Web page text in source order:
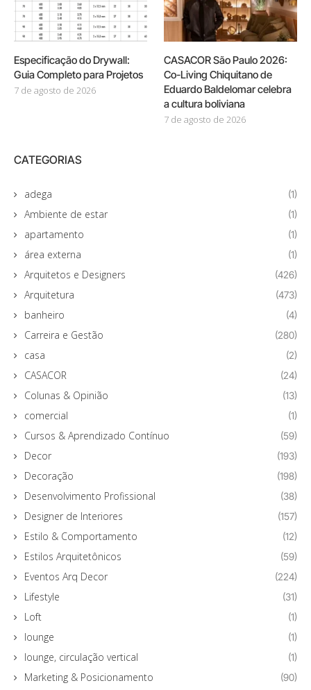
Especificação do Drywall:
Guia Completo para Projetos
7 de agosto de 2026
CASACOR São Paulo 2026:
Co-Living Chiquitano de
Eduardo Baldelomar celebra
a cultura boliviana
7 de agosto de 2026
CATEGORIAS
adega (1)
Ambiente de estar (1)
apartamento (1)
área externa (1)
Arquitetos e Designers (426)
Arquitetura (473)
banheiro (4)
Carreira e Gestão (280)
casa (2)
CASACOR (24)
Colunas & Opinião (13)
comercial (1)
Cursos & Aprendizado Contínuo (59)
Decor (193)
Decoração (198)
Desenvolvimento Profissional (38)
Designer de Interiores (157)
Estilo & Comportamento (12)
Estilos Arquitetônicos (59)
Eventos Arq Decor (224)
Lifestyle (31)
Loft (1)
lounge (1)
lounge, circulação vertical (1)
Marketing & Posicionamento (90)